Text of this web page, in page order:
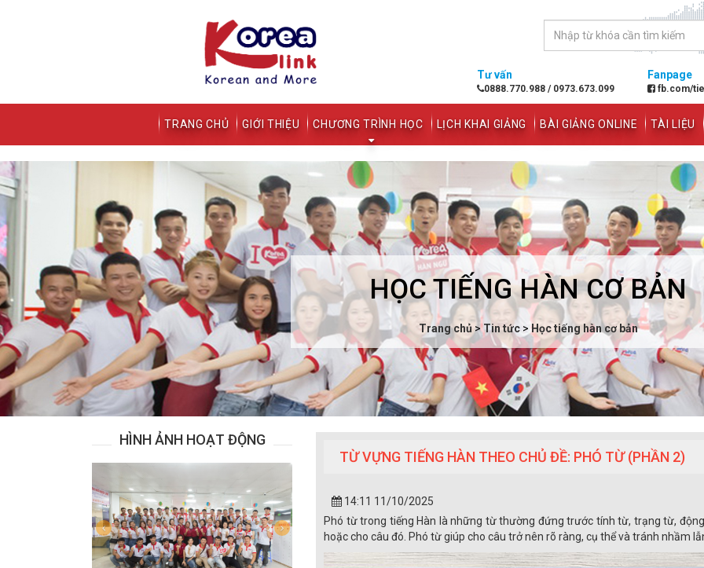
Tư vấn
0888.770.988 /0973.673.099
Fanpage
fb.com/
TRANG CHỦ GIỚI THIỆU CHƯƠNG TRÌNH HỌC LỊCH KHAI GIẢNG BÀI GIẢNG ONLINE TÀI LIỆU
HỌC TIẾNG HÀN CƠ BẢN
Trang chủ>Tin tức> Học tiếng hàn cơ bản
HÌNH ẢNH HOẠT ĐỘNG
Previous Next
TỪ VỰNG TIẾNG HÀN THEO CHỦ ĐỀ: PHÓ TỪ (PHẦN 2)
14:11 11/10/2025
Phó từ trong tiếng Hàn là những từ thường đứng trước tính từ, trạng từ,
hoặc cho câu đó. Phó từ giúp cho câu trở nên rõ ràng, cụ thể và tránh nhầm